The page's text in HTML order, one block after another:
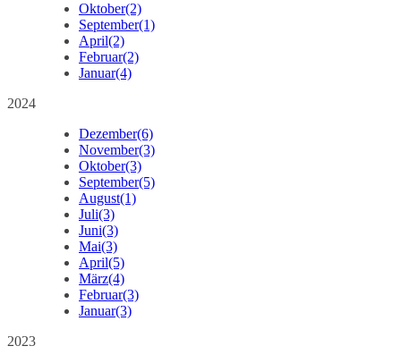
Oktober(2)
September(1)
April(2)
Februar(2)
Januar(4)
2024
Dezember(6)
November(3)
Oktober(3)
September(5)
August(1)
Juli(3)
Juni(3)
Mai(3)
April(5)
März(4)
Februar(3)
Januar(3)
2023